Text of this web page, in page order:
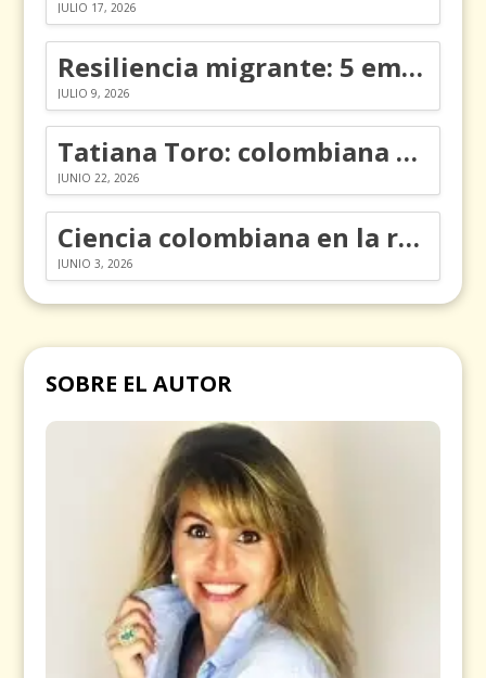
JULIO 17, 2026
Resiliencia migrante: 5 emociones y cómo gestionarlas
JULIO 9, 2026
Tatiana Toro: colombiana que cambió la historia de las matemáticas
JUNIO 22, 2026
Ciencia colombiana en la revolución de los órganos en chips
JUNIO 3, 2026
SOBRE EL AUTOR